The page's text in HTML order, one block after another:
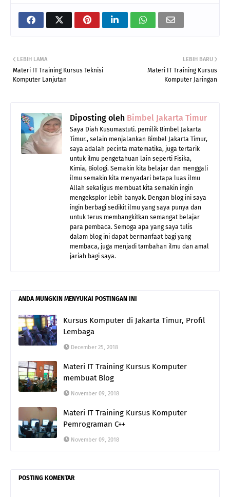
LEBIH BARU
Materi IT Training Kursus
Komputer Jaringan
LEBIH LAMA
Materi IT Training Kursus Teknisi
Komputer Lanjutan
Diposting oleh Bimbel Jakarta Timur
Saya Diah Kusumastuti. pemilik Bimbel Jakarta
Timur., selain menjalankan Bimbel Jakarta Timur,
saya adalah pecinta matematika, juga tertarik
untuk ilmu pengetahuan lain seperti Fisika,
Kimia, Biologi. Semakin kita belajar dan menggali
ilmu semakin kita menyadari betapa luas ilmu
Allah sekaligus membuat kita semakin ingin
mengeksplor lebih banyak. Dengan blog ini saya
ingin berbagi sedikit ilmu yang saya punya dan
untuk terus membangkitkan semangat belajar
para pembaca. Semoga apa yang saya tulis
dalam blog ini dapat bermanfaat bagi yang
membaca, juga menjadi tambahan ilmu dan amal
jariah bagi saya.
ANDA MUNGKIN MENYUKAI POSTINGAN INI
Kursus Komputer di Jakarta Timur, Profil
Lembaga
December 25, 2018
Materi IT Training Kursus Komputer
membuat Blog
November 09, 2018
Materi IT Training Kursus Komputer
Pemrograman C++
November 09, 2018
POSTING KOMENTAR